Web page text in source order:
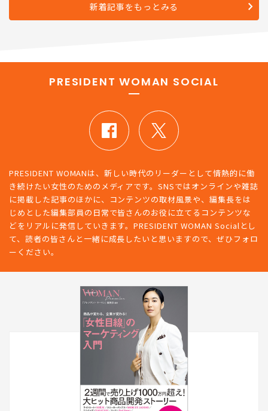
新着記事をもっとみる
PRESIDENT WOMAN SOCIAL
PRESIDENT WOMANは、新しい時代のリーダーとして情熱的に働
き続けたい女性のためのメディアです。SNSではオンラインや雑誌
に掲載した記事のほかに、コンテンツの取材風景や、編集長をは
じめとした編集部員の日常で皆さんのお役に立てるコンテンツな
どをリアルに発信していきます。PRESIDENT WOMAN Socialとし
て、読者の皆さんと一緒に成長したいと思いますので、ぜひフォロ
ーください。